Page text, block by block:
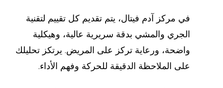
في مركز آدم فيتال، يتم تقديم كل تقييم لتقنية
الجري والمشي بدقة سريرية عالية، وهيكلية
واضحة، ورعاية تركز على المريض. يرتكز تحليلك
على الملاحظة الدقيقة للحركة وفهم الأداء.